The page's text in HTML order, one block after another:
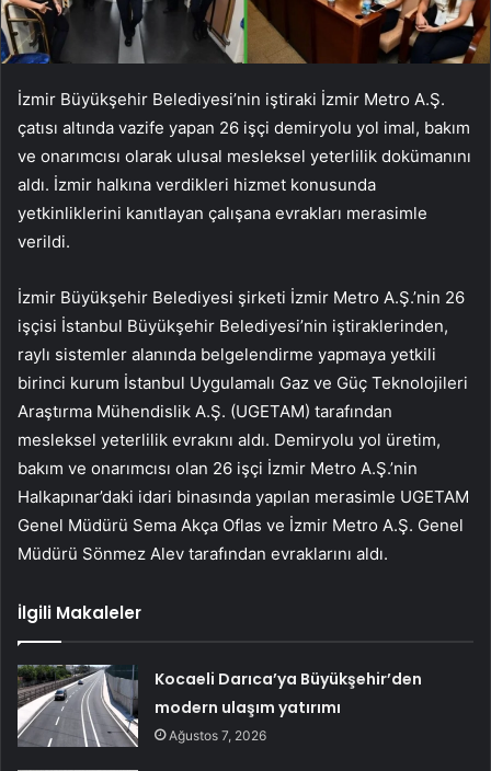
İzmir Büyükşehir Belediyesi’nin iştiraki İzmir Metro A.Ş.
çatısı altında vazife yapan 26 işçi demiryolu yol imal, bakım
ve onarımcısı olarak ulusal mesleksel yeterlilik dokümanını
aldı. İzmir halkına verdikleri hizmet konusunda
yetkinliklerini kanıtlayan çalışana evrakları merasimle
verildi.
İzmir Büyükşehir Belediyesi şirketi İzmir Metro A.Ş.’nin 26
işçisi İstanbul Büyükşehir Belediyesi’nin iştiraklerinden,
raylı sistemler alanında belgelendirme yapmaya yetkili
birinci kurum İstanbul Uygulamalı Gaz ve Güç Teknolojileri
Araştırma Mühendislik A.Ş. (UGETAM) tarafından
mesleksel yeterlilik evrakını aldı. Demiryolu yol üretim,
bakım ve onarımcısı olan 26 işçi İzmir Metro A.Ş.’nin
Halkapınar’daki idari binasında yapılan merasimle UGETAM
Genel Müdürü Sema Akça Oflas ve İzmir Metro A.Ş. Genel
Müdürü Sönmez Alev tarafından evraklarını aldı.
İlgili Makaleler
Kocaeli Darıca’ya Büyükşehir’den
modern ulaşım yatırımı
Ağustos 7, 2026